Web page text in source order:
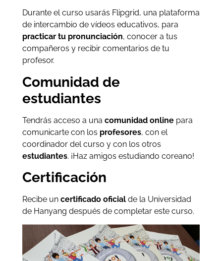
Durante el curso usarás Flipgrid, una plataforma
de intercambio de vídeos educativos, para
practicar tu pronunciación, conocer a tus
compañeros y recibir comentarios de tu
profesor.
Comunidad de
estudiantes
Tendrás acceso a una comunidad onlinepara
comunicarte con los profesores, con el
coordinador del curso y con los otros
estudiantes. ¡Haz amigos estudiando coreano!
Certificación
Recibe un certificado oficialde la Universidad
de Hanyang después de completar este curso.